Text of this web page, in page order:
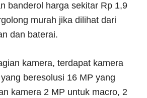
banderol harga sekitar Rp 1,9
murah jika dilihat dari
dan baterai.
kamera, terdapat kamera
beresolusi 16 MP yang
kamera 2 MP untuk macro, 2